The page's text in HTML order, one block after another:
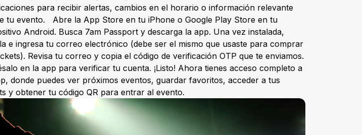
para recibir alertas, cambios en el horario o información relevante
tu evento. Abre la App Store en tu iPhone o Google Play Store en tu
Android. Busca 7am Passport y descarga la app. Una vez instalada,
e ingresa tu correo electrónico (debe ser el mismo que usaste para comprar
Revisa tu correo y copia el código de verificación OTP que te enviamos.
en la app para verificar tu cuenta. ¡Listo! Ahora tienes acceso completo a
donde puedes ver próximos eventos, guardar favoritos, acceder a tus
y obtener tu código QR para entrar al evento.